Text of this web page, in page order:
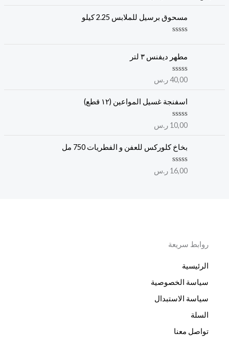
ل
ت
ق
0
م
ن
5
مسحوق برسيل للملابس 2.25 كيلو
ل
ت
ق
ي
م
0
م
5
مطهر ديفنس ٣ لتر
ت
ل
ق
ي
ي
م
ن
40,00ر.س
اسفنجة غسيل المواعين (١٢ قطع)
ت
ل
ت
ق
ي
ي
10,00 ر.س
بخاخ كلوركس للعفن و الفطريات 750 مل
ت
ن
16,00 ر.س
روابط سريعة
الرئيسية
سياسة الخصوصية
سياسة الاستبدال
السلة
تواصل معنا